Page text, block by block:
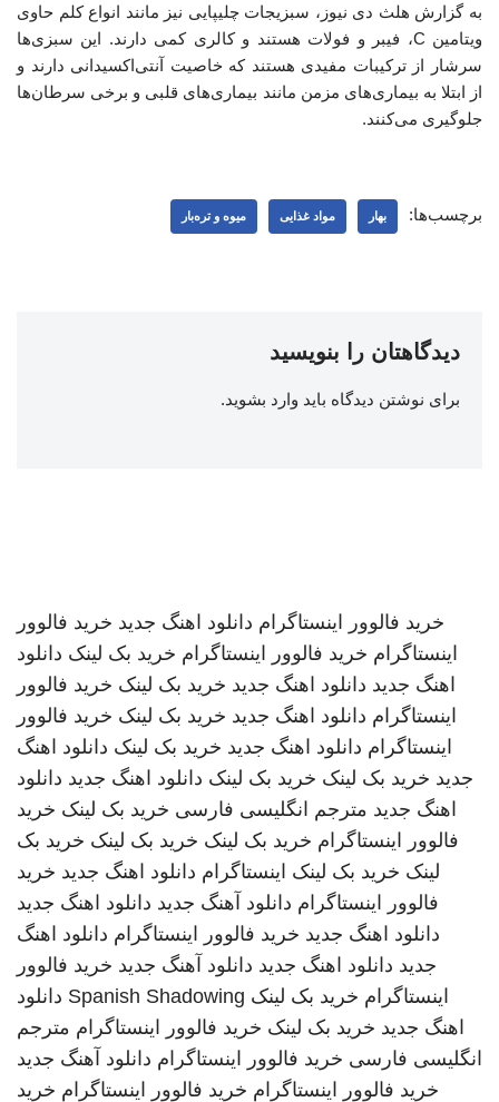
به گزارش هلث دی نیوز، سبزیجات چلیپایی نیز مانند انواع کلم حاوی
ویتامین C، فیبر و فولات هستند و کالری کمی دارند. این سبزی‌ها
سرشار از ترکیبات مفیدی هستند که خاصیت آنتی‌اکسیدانی دارند و
از ابتلا به بیماری‌های مزمن مانند بیماری‌های قلبی و برخی سرطان‌ها
جلوگیری می‌کنند.
برچسب‌ها: بهار مواد غذایی میوه و تره‌بار
دیدگاهتان را بنویسید
برای نوشتن دیدگاه باید وارد بشوید.
خرید فالوور اینستاگرام دانلود اهنگ جدید خرید فالوور
اینستاگرام خرید فالوور اینستاگرام خرید بک لینک دانلود
اهنگ جدید دانلود اهنگ جدید خرید بک لینک خرید فالوور
اینستاگرام دانلود اهنگ جدید خرید بک لینک خرید فالوور
اینستاگرام دانلود اهنگ جدید خرید بک لینک دانلود اهنگ
جدید خرید بک لینک خرید بک لینک دانلود اهنگ جدید دانلود
اهنگ جدید مترجم انگلیسی فارسی خرید بک لینک خرید
فالوور اینستاگرام خرید بک لینک خرید بک لینک خرید بک
لینک خرید بک لینک اینستاگرام دانلود اهنگ جدید خرید
فالوور اینستاگرام دانلود آهنگ جدید دانلود اهنگ جدید
دانلود اهنگ جدید خرید فالوور اینستاگرام دانلود اهنگ
جدید دانلود اهنگ جدید دانلود آهنگ جدید خرید فالوور
اینستاگرام خرید بک لینک Spanish Shadowing دانلود
اهنگ جدید خرید بک لینک خرید فالوور اینستاگرام مترجم
انگلیسی فارسی خرید فالوور اینستاگرام دانلود آهنگ جدید
خرید فالوور اینستاگرام خرید فالوور اینستاگرام خرید